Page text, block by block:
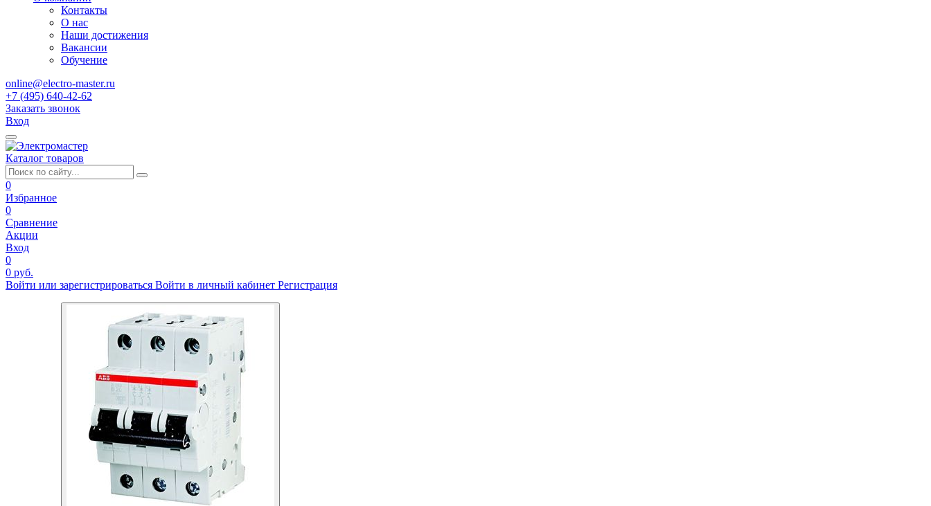
Контакты
О нас
Наши достижения
Вакансии
Обучение
online@electro-master.ru
+7 (495) 640-42-62
Заказать звонок
Вход
Каталог товаров
0
Избранное
0
Сравнение
Акции
Вход
0
0 руб.
Войти или зарегистрироваться Войти в личный кабинет Регистрация